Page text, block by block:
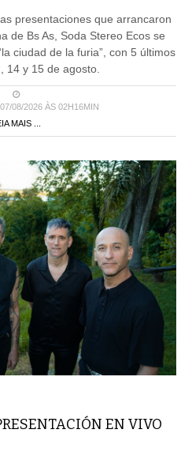
presentaciones que arrancaron
de Bs As, Soda Stereo Ecos se
ciudad de la furia”, con 5 últimos
14 y 15 de agosto.
08/2026 ÀS 02H16MIN
MAIS ...
EN VIVO